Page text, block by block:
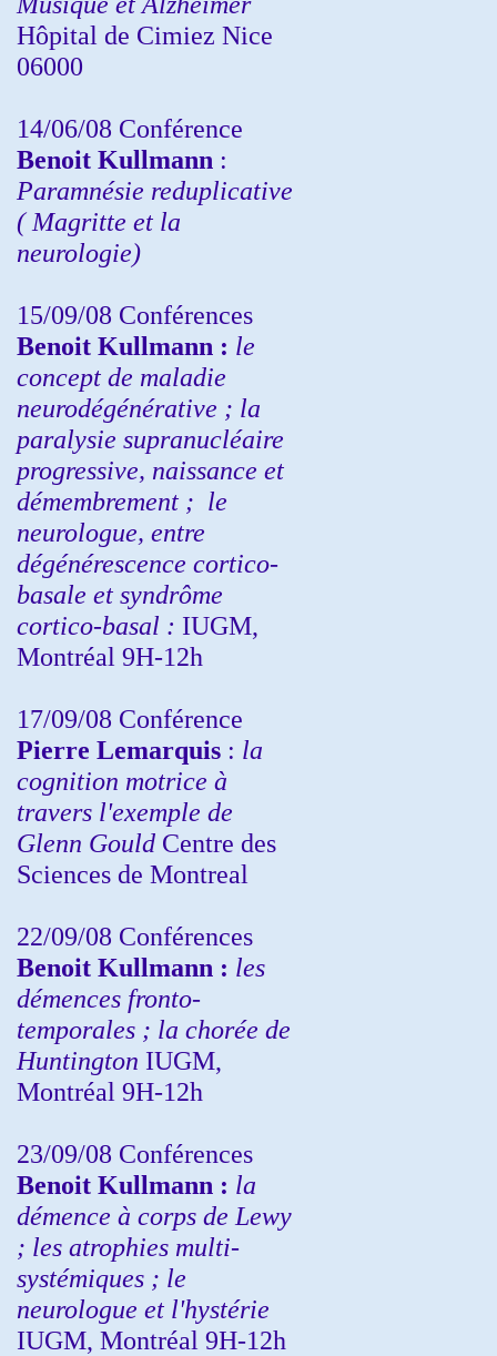
Hôpital de Cimiez Nice
06000
14/06/08 Conférence
Benoit Kullmann :
Paramnésie reduplicative
( Magritte et la
neurologie)
15/09/08 Conférences
Benoit Kullmann : le
concept de maladie
neurodégénérative ; la
paralysie supranucléaire
progressive, naissance et
démembrement ; le
neurologue, entre
dégénérescence cortico-
basale et syndrôme
cortico-basal : IUGM,
Montréal 9H-12h
17/09/08 Conférence
Pierre Lemarquis : la
cognition motrice à
travers l'exemple de
Glenn Gould Centre des
Sciences de Montreal
22/09/08 Conférences
Benoit Kullmann : les
démences fronto-
temporales ; la chorée de
Huntington IUGM,
Montréal 9H-12h
23/09/08 Conférences
Benoit Kullmann : la
démence à corps de Lewy
; les atrophies multi-
systémiques ; le
neurologue et l'hystérie
IUGM, Montréal 9H-12h